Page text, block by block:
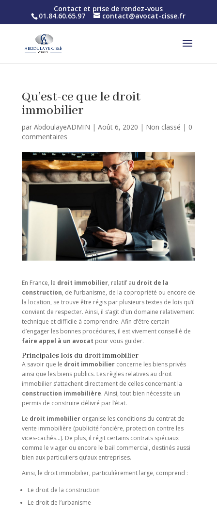
Contact et prise de rendez-vous
01.84.60.65.97 contact@avocat-cisse.fr
Qu’est-ce que le droit
immobilier
par AbdoulayeADMIN | Août 6, 2020 | Non classé | 0
commentaires
En France, le droit immobilier, relatif au droit de la
construction, de l’urbanisme, de la copropriété ou encore de
la location, se trouve être régis par plusieurs textes de lois qu’il
convient de respecter. Ainsi, il s’agit d’un domaine relativement
technique et difficile à comprendre. Afin d’être certain
d’engager les bonnes procédures, il est vivement conseillé de
faire appel à un avocat pour vous guider.
Principales lois du droit immobilier
A savoir que le droit immobilierconcerne les biens privés
ainsi que les biens publics. Les règles relatives au droit
immobilier s’attachent directement de celles concernant la
construction immobilière. Ainsi, tout bien nécessite un
permis de construire délivré par l’état.
Le droit immobilierorganise les conditions du contrat de
vente immobilière (publicité foncière, protection contre les
vices-cachés…). De plus, il régit certains contrats spéciaux
comme le viager ou encore le bail commercial, destinés aussi
bien aux particuliers qu’aux entreprises.
Ainsi, le droit immobilier, particulièrement large, comprend :
Le droit de la construction
Le droit de l’urbanisme